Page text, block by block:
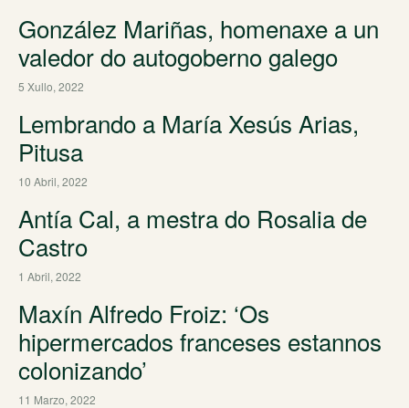
González Mariñas, homenaxe a un
valedor do autogoberno galego
5 Xullo, 2022
Lembrando a María Xesús Arias,
Pitusa
10 Abril, 2022
Antía Cal, a mestra do Rosalia de
Castro
1 Abril, 2022
Maxín Alfredo Froiz: ‘Os
hipermercados franceses estannos
colonizando’
11 Marzo, 2022